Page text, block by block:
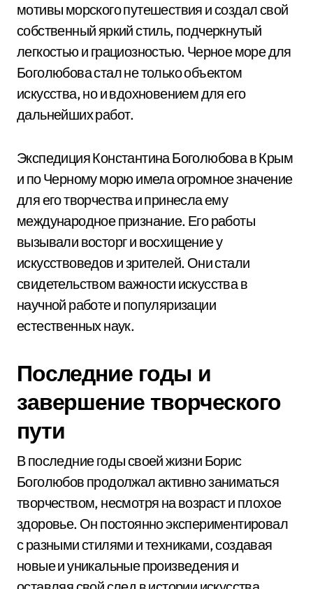
мотивы морского путешествия и создал свой
собственный яркий стиль, подчеркнутый
легкостью и грациозностью. Черное море для
Боголюбова стал не только объектом
искусства, но и вдохновением для его
дальнейших работ.
Экспедиция Константина Боголюбова в Крым
и по Черному морю имела огромное значение
для его творчества и принесла ему
международное признание. Его работы
вызывали восторг и восхищение у
искусствоведов и зрителей. Они стали
свидетельством важности искусства в
научной работе и популяризации
естественных наук.
Последние годы и
завершение творческого
пути
В последние годы своей жизни Борис
Боголюбов продолжал активно заниматься
творчеством, несмотря на возраст и плохое
здоровье. Он постоянно экспериментировал
с разными стилями и техниками, создавая
новые и уникальные произведения и